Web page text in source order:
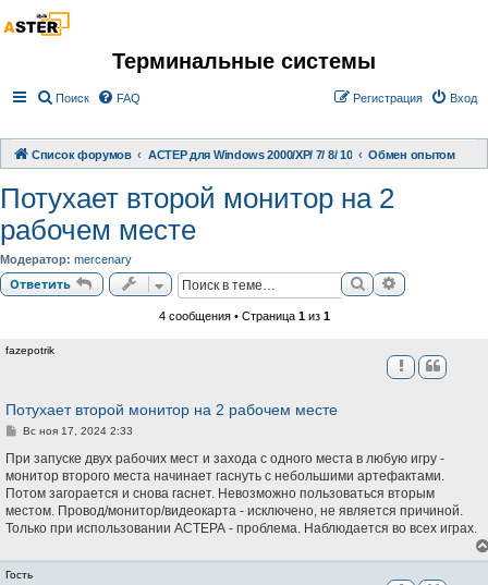
Терминальные системы
Поиск FAQ Вход
Регистрация
Список форумов АСТЕР для Windows 2000/XP/ 7/ 8/ 10 Обмен опытом
Потухает второй монитор на 2
рабочем месте
Модератор: mercenary
Ответить Поиск
4 сообщения • Страница 1из 1
fazepotrik
Потухает второй монитор на 2 рабочем месте
С
о
щ
е
н
е
Вс ноя 17, 2024 2:33
При запуске двух рабочих мест и захода с одного места в любую игру -
монитор второго места начинает гаснуть с небольшими артефактами.
Потом загорается и снова гаснет. Невозможно пользоваться вторым
местом. Провод/монитор/видеокарта - исключено, не является причиной.
Только при использовании АСТЕРА - проблема. Наблюдается во всех играх.
Гость